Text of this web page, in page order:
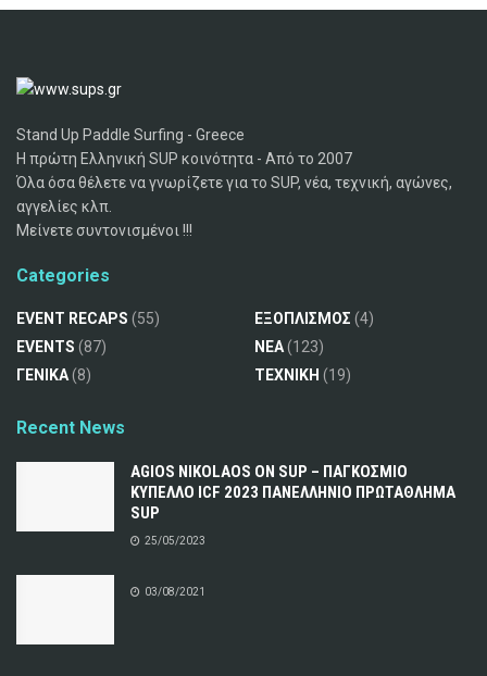
Stand Up Paddle Surfing - Greece
Η πρώτη Ελληνική SUP κοινότητα - Από το 2007
Όλα όσα θέλετε να γνωρίζετε για το SUP, νέα, τεχνική, αγώνες,
αγγελίες κλπ.
Μείνετε συντονισμένοι !!!
Categories
EVENT RECAPS (55)
EVENTS (87)
ΓΕΝΙΚΑ(8)
ΕΞΟΠΛΙΣΜΟΣ (4)
ΝΕΑ(123)
ΤΕΧΝΙΚΗ (19)
Recent News
AGIOS NIKOLAOS ON SUP – ΠΑΓΚΟΣΜΙΟ
ΚΥΠΕΛΛΟ ICF 2023 ΠΑΝΕΛΛΗΝΙΟ ΠΡΩΤΑΘΛΗΜΑ
SUP
25/05/2023
03/08/2021